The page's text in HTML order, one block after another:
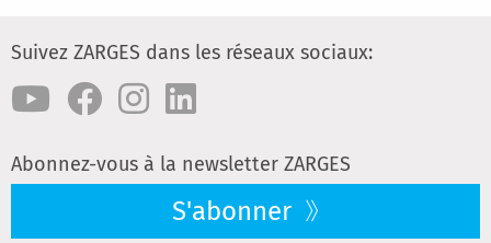
Suivez ZARGES dans les réseaux sociaux:
Abonnez-vous à la newsletter ZARGES
S'abonner